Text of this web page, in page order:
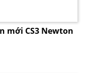
mới CS3 Newton